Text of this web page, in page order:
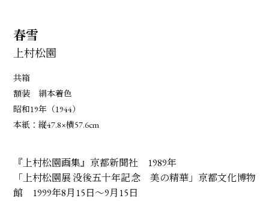
春雪
上村松園
共箱
額装 絹本着色
昭和19年（1944）
本紙：縦47.8×横57.6cm
『上村松園画集』京都新聞社 1989年
「上村松園展 没後五十年記念 美の精華」京都文化博物
館 1999年8月15日～9月15日